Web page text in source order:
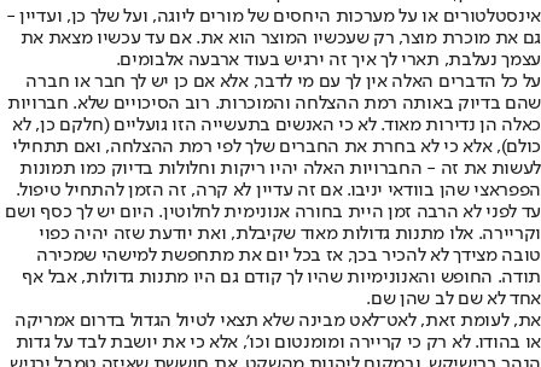
אינסטלטורים או על מערכות היחסים של מורים ליוגה, ועל שלך כן, ועדיין -
גם את מוכרת מוצר, רק שעכשיו המוצר הוא את. אם עד עכשיו מצאת את
עצמך נעלבת, תארי לך איך זה ירגיש בעוד ארבעה אלבומים.
על כל הדברים האלה אין לך עם מי לדבר, אלא אם כן יש לך חבר או חברה
שהם בדיוק באותה רמת ההצלחה והמוכרות. רוב הסיכויים שלא. חברויות
כאלה הן נדירות מאוד. לא כי האנשים בתעשייה הזו גועליים (חלקם כן, לא
כולם), אלא כי לא בחרת את החברים שלך לפי רמת ההצלחה, ואם תתחילי
לעשות את זה - החברויות האלה יהיו ריקות וחלולות בדיוק כמו תמונות
הפפראצי שהן בוודאי יניבו. אם זה עדיין לא קרה, זה הזמן להתחיל טיפול.
עד לפני לא הרבה זמן היית בחורה אנונימית לחלוטין. היום יש לך כסף ושם
וקריירה. אלו מתנות גדולות מאוד שקיבלת, ואת יודעת שזה יהיה כפוי
טובה מצידך לא להכיר בכך, אז בכל יום את מתחפשת למישהי שמכירה
תודה. החופש והאנונימיות שהיו לך קודם גם היו מתנות גדולות, אבל אף
אחד לא שם לב שהן שם.
את, לעומת זאת, לאט־לאט מבינה שלא תצאי לטיול הגדול בדרום אמריקה
או בהודו. לא רק כי קריירה ומומנטום וכו', אלא כי את יושבת לבד על גדות